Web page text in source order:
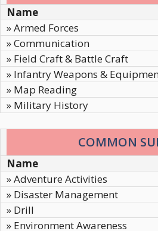
Name
» Armed Forces
» Communication
» Field Craft & Battle Craft
» Infantry Weapons &
» Map Reading
» Military History
COMMON
Name
» Adventure Activities
» Disaster Management
» Drill
» Environment Awareness